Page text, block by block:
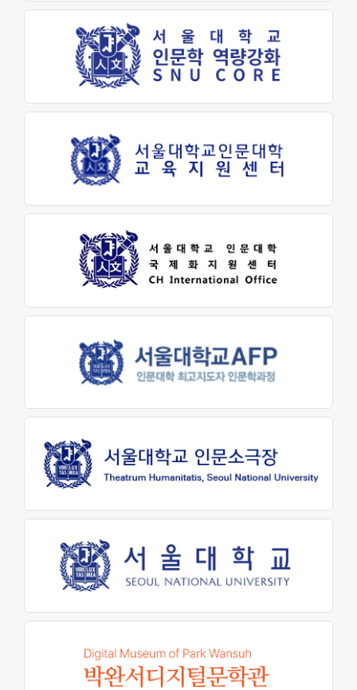
학생생활문화원
인문소극장
최고지도자 인문학과정
대학생활
학사안내
학생지원
장학금제도
인문학펠로우
학생활동
동아리활동
원어연극제
인문대 소식
행사 및 소식
인문대학 소식지
학생회 소식
학술
학술자료실